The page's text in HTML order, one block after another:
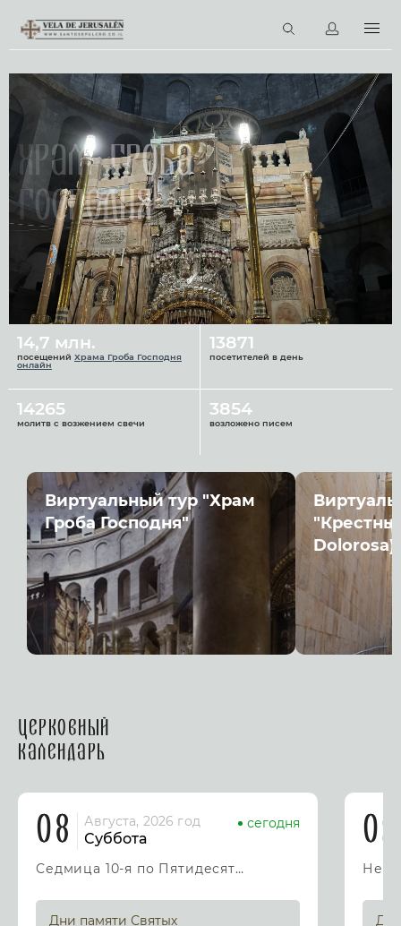
Виртуальные туры
Библиотека
Наши святыни
Новости
Церковный календарь
RU
Храм Гроба
Господня
14,7 млн.
посещений Храма Гроба Господня
онлайн
13871
посетителей в день
14265
молитв с возжением свечи
3854
возложено писем
Виртуальный тур "Храм
Гроба Господня"
Dolorosa)"
Церковный
календарь
08 Августа, 2026 год
Суббота
сегодня
Седмица 10-я по Пятидесятнице
Дни памяти Святых
09